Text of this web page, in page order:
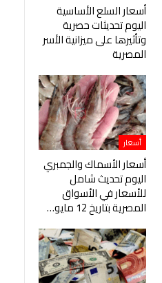
أسعار السلع الأساسية
اليوم تحديثات حصرية
وتأثيرها على ميزانية الأسر
المصرية
أسعار
أسعار الأسماك والجمبري
اليوم تحديث شامل
للأسعار في الأسواق
المصرية بتاريخ 12 مايو…